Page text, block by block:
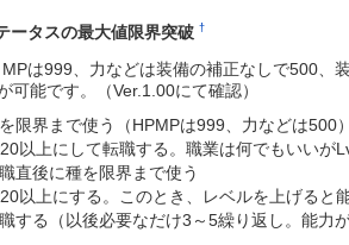
ータスの最大値限界突破 †
MPは999、力などは装備の補正なしで500、
可能です。（Ver.1.00にて確認）
限界まで使う（HPMPは999、力などは500）
以上にして転職する。職業は何でもいいが
直後に種を限界まで使う
以上にする。このとき、レベルを上げると
する（以後必要なだけ3～5繰り返し。能力